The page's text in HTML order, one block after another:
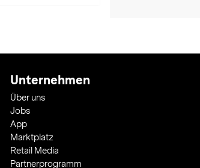
Unternehmen
Über uns
Jobs
App
Marktplatz
Retail Media
Partnerprogramm